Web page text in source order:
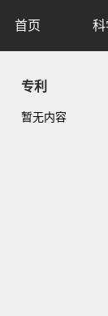
首页 科
专利
暂无内容